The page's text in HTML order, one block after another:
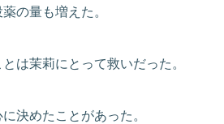
の量も増えた。
は茉莉にとって救いだった。
決めたことがあった。